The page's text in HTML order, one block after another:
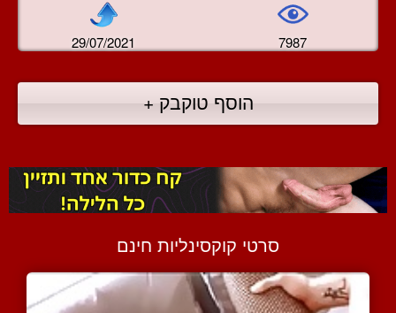
29/07/2021 7987
הוסף טוקבק +
סרטי קוקסינליות חינם